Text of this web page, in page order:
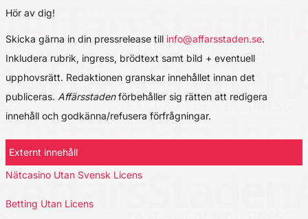
Hör av dig!
Skicka gärna in din pressrelease till info@affarsstaden.se.
Inkludera rubrik, ingress, brödtext samt bild + eventuell
upphovsrätt. Redaktionen granskar innehållet innan det
publiceras. Affärsstadenförbehåller sig rätten att redigera
innehåll och godkänna/refusera förfrågningar.
Externt innehåll
Nätcasino Utan Svensk Licens
Betting Utan Licens